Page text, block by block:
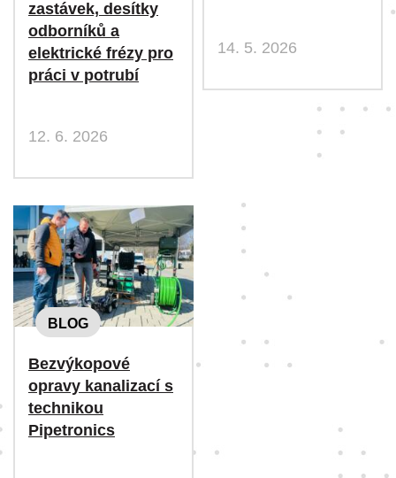
zastávek, desítky
odborníků a
elektrické frézy pro
práci v potrubí
12. 6. 2026
14. 5. 2026
BLOG
Bezvýkopové
opravy kanalizací s
technikou
Pipetronics